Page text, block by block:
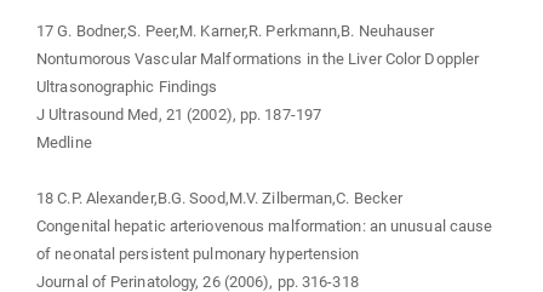
17 G. Bodner,S. Peer,M. Karner,R. Perkmann,B. Neuhauser
Nontumorous Vascular Malformations in the Liver Color Doppler
Ultrasonographic Findings
J Ultrasound Med, 21 (2002), pp. 187-197
Medline
18 C.P. Alexander,B.G. Sood,M.V. Zilberman,C. Becker
Congenital hepatic arteriovenous malformation: an unusual cause
of neonatal persistent pulmonary hypertension
Journal of Perinatology, 26 (2006), pp. 316-318